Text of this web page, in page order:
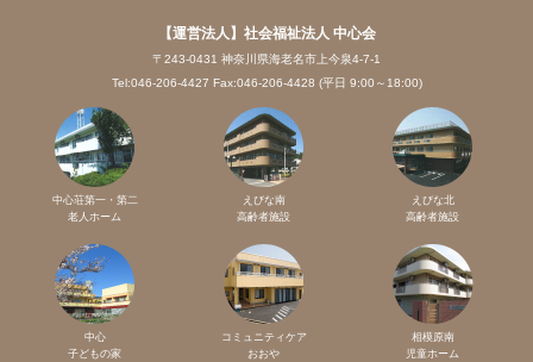
【運営法人】社会福祉法人 中心会
〒243-0431 神奈川県海老名市上今泉4-7-1
Tel:046-206-4427 Fax:046-206-4428 (平日 9:00～18:00)
中心荘第一・第二
老人ホーム
えびな南
高齢者施設
えびな北
高齢者施設
中心
子どもの家
コミュニティケア
おおや
相模原南
児童ホーム